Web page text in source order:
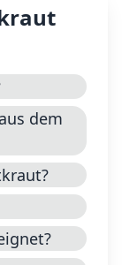
dem